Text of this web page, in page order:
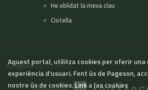
He oblidat la meva clau
Cistella
©Pagesonper Slowcode
Aquest portal, utilitza cookies per oferir una
experiència d'usuari. Fent ús de Pageson,
nostre ús de cookies.Link a las cookies